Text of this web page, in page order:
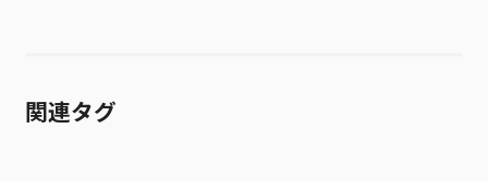
関連タグ